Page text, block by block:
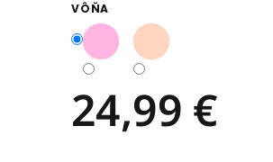
VÔŇA
24,99 €